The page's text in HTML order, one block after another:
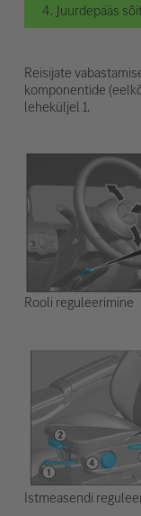
4. Juurdepääs
Reisijate
komponentide
leheküljel 1.
Rooli reguleerimine
Istmeasendi